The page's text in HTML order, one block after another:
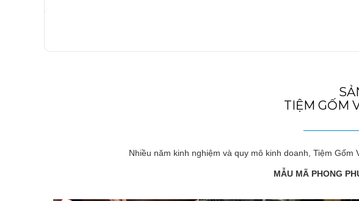
TIỆM GỐM
Nhiều năm kinh nghiệm và quy mô kinh doanh, Tiệm
MẪU MÃ PHONG